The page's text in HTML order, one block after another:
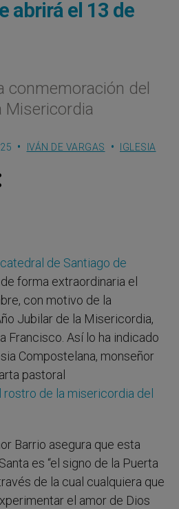
abrirá el 13 de
conmemoración del
Misericordia
IVÁN DE VARGAS
IGLESIA
catedral de Santiago de
forma extraordinaria el
con motivo de la
Jubilar de la Misericordia,
Francisco. Así lo ha indicado
Compostelana, monseñor
pastoral
de la misericordia del
Barrio asegura que esta
es “el signo de la Puerta
de la cual cualquiera que
el amor de Dios